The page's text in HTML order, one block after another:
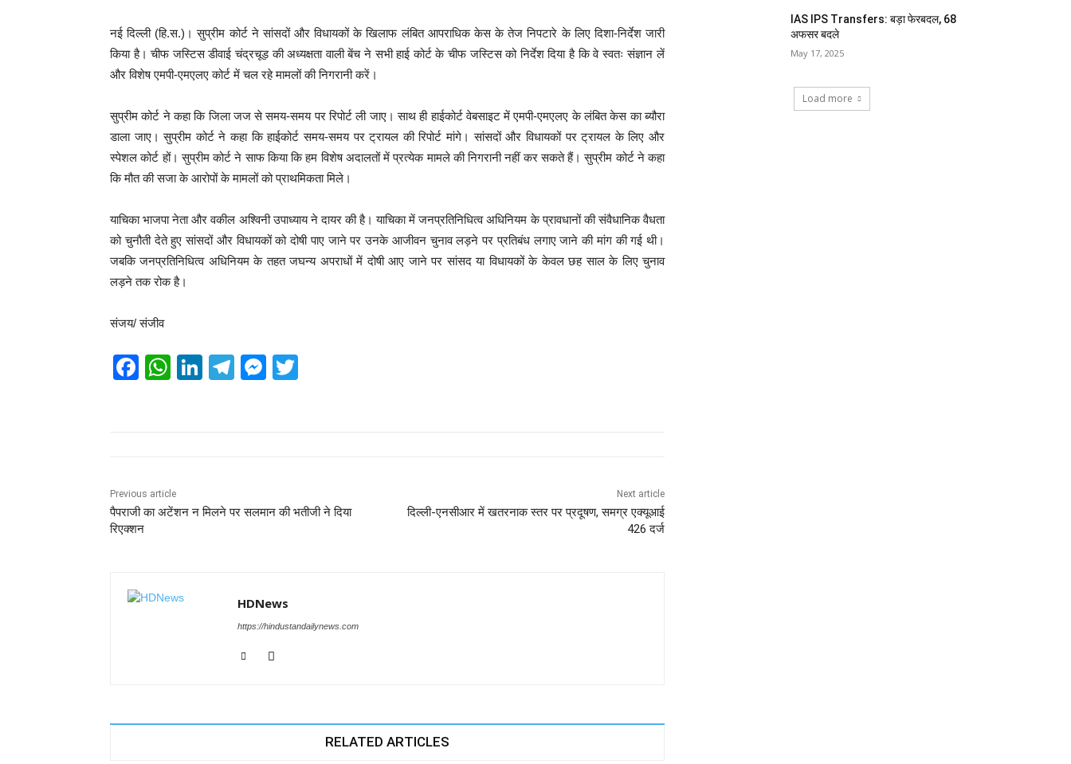
नई दिल्ली (हि.स.)। सुप्रीम कोर्ट ने सांसदों और विधायकों के खिलाफ लंबित आपराधिक केस के तेज निपटारे के लिए दिशा-निर्देश जारी
किया है। चीफ जस्टिस डीवाई चंद्रचूड़ की अध्यक्षता वाली बेंच ने सभी हाई कोर्ट के चीफ जस्टिस को निर्देश दिया है कि वे स्वतः संज्ञान लें
और विशेष एमपी-एमएलए कोर्ट में चल रहे मामलों की निगरानी करें।
सुप्रीम कोर्ट ने कहा कि जिला जज से समय-समय पर रिपोर्ट ली जाए। साथ ही हाईकोर्ट वेबसाइट में एमपी-एमएलए के लंबित केस का ब्यौरा
डाला जाए। सुप्रीम कोर्ट ने कहा कि हाईकोर्ट समय-समय पर ट्रायल की रिपोर्ट मांगे। सांसदों और विधायकों पर ट्रायल के लिए और
स्पेशल कोर्ट हों। सुप्रीम कोर्ट ने साफ किया कि हम विशेष अदालतों में प्रत्येक मामले की निगरानी नहीं कर सकते हैं। सुप्रीम कोर्ट ने कहा
कि मौत की सजा के आरोपों के मामलों को प्राथमिकता मिले।
याचिका भाजपा नेता और वकील अश्विनी उपाध्याय ने दायर की है। याचिका में जनप्रतिनिधित्व अधिनियम के प्रावधानों की संवैधानिक वैधता
को चुनौती देते हुए सांसदों और विधायकों को दोषी पाए जाने पर उनके आजीवन चुनाव लड़ने पर प्रतिबंध लगाए जाने की मांग की गई थी।
जबकि जनप्रतिनिधित्व अधिनियम के तहत जघन्य अपराधों में दोषी आए जाने पर सांसद या विधायकों के केवल छह साल के लिए चुनाव
लड़ने तक रोक है।
संजय/ संजीव
F
o
o
W
p
p
Li
T
M
er
Previous article
पैपराजी का अटेंशन न मिलने पर सलमान की भतीजी ने दिया
रिएक्शन
Next article
दिल्ली-एनसीआर में खतरनाक स्तर पर प्रदूषण, समग्र एक्यूआई
426 दर्ज
HDNews
https://hindustandailynews.com
RELATED ARTICLES
IAS IPS Transfers: बड़ा फेरबदल, 68
अफसर बदले
May 17, 2025
Load more